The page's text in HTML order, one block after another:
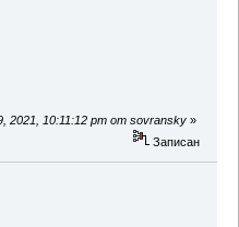
2021, 10:11:12 pm от sovransky »
Записан